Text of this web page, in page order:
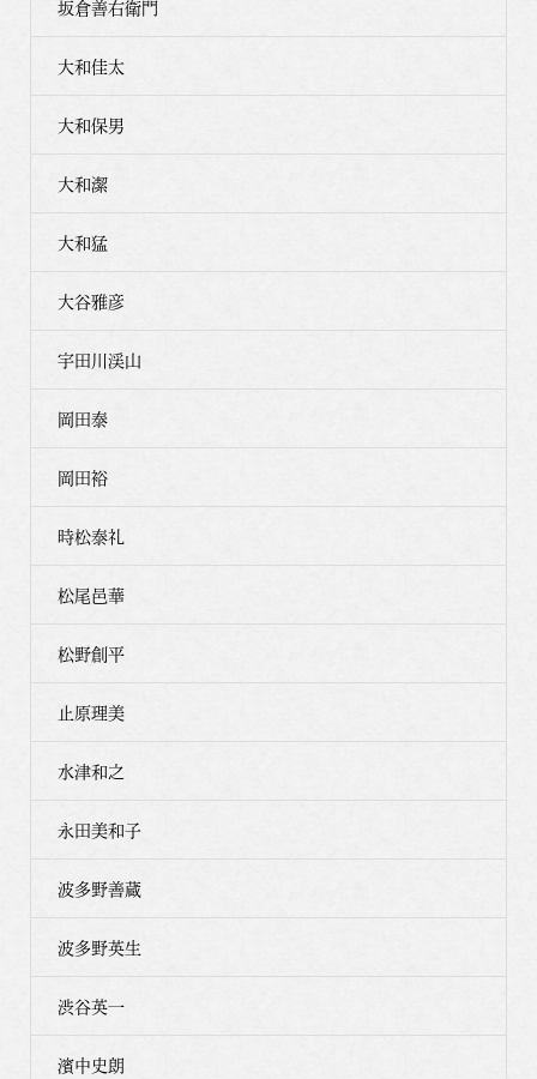
坂倉善右衛門
大和佳太
大和保男
大和潔
大和猛
大谷雅彦
宇田川渓山
岡田泰
岡田裕
時松泰礼
松尾邑華
松野創平
止原理美
水津和之
永田美和子
波多野善蔵
波多野英生
渋谷英一
濱中史朗